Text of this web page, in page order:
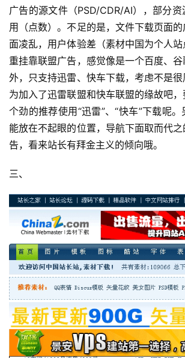
广告的源文件（PSD/CDR/AI），部分
用（点数）。不足的是，文件下载页面
面凌乱，用户体验差（素材中国为个人
重挂靠联盟广告，感觉像是一个百度、
外，只支持迅雷、快车下载，考虑不是
为加入了迅雷联盟和快车联盟的缘故吧
个劲的推荐使用“迅雷”、“快车”下载呢
能放在不起眼的位置，导航下面取而代
告，看来站长有拜金主义的倾向哦。
三、